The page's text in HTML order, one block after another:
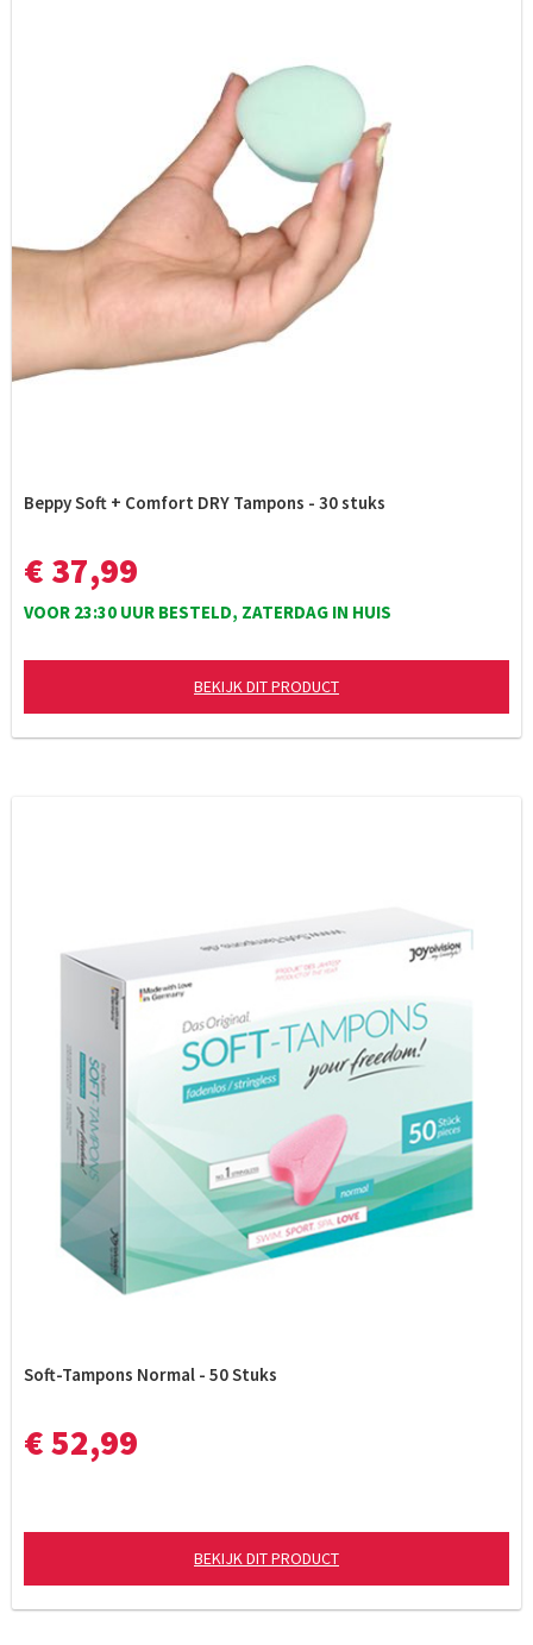
Beppy Soft + Comfort DRY Tampons - 30 stuks
€ 37,99
VOOR 23:30 UUR BESTELD, ZATERDAG IN HUIS
BEKIJK DIT PRODUCT
Soft-Tampons Normal - 50 Stuks
€ 52,99
BEKIJK DIT PRODUCT